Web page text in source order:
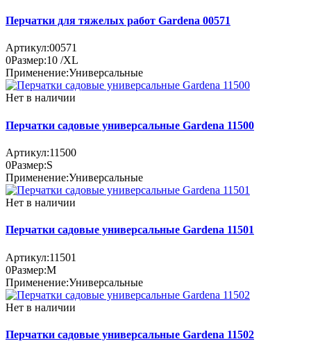
Перчатки для тяжелых работ Gardena 00571
Артикул:00571
0Размер:10 /XL
Применение:Универсальные
Нет в наличии
Перчатки садовые универсальные Gardena 11500
Артикул:11500
0Размер:S
Применение:Универсальные
Нет в наличии
Перчатки садовые универсальные Gardena 11501
Артикул:11501
0Размер:M
Применение:Универсальные
Нет в наличии
Перчатки садовые универсальные Gardena 11502